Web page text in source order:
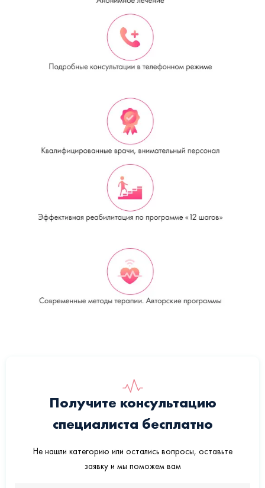
Получите консультацию
специалиста бесплатно
Не нашли категорию или остались вопросы, оставьте
заявку и мы поможем вам